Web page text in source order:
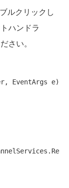
ルクリックし
ハンドラ
さい。
EventArgs e)